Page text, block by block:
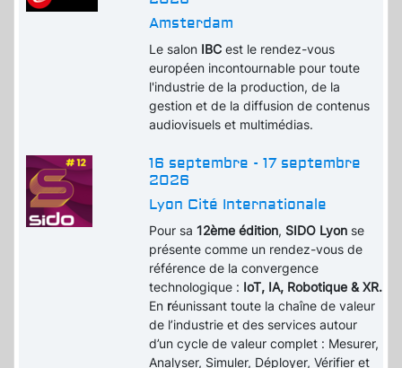
Amsterdam
Le salon IBCest le rendez-vous
européen incontournable pour toute
l'industrie de la production, de la
gestion et de la diffusion de contenus
audiovisuels et multimédias.
16 septembre - 17 septembre
2026
Lyon Cité Internationale
Pour sa12ème édition, SIDO Lyon se
présente comme un rendez-vous de
référence de la convergence
technologique : IoT, IA, Robotique & XR.
En réunissant toute la chaîne de valeur
de l’industrie et des services autour
d’un cycle de valeur complet : Mesurer,
Analyser, Simuler, Déployer, Vérifier et